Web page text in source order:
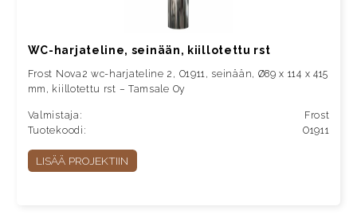
WC-harjateline, seinään, kiillotettu rst
Frost Nova2 wc-harjateline 2, O1911, seinään, Ø89 x 114 x 415
mm, kiillotettu rst – Tamsale Oy
Valmistaja:
Frost
Tuotekoodi:
O1911
LISÄÄ PROJEKTIIN